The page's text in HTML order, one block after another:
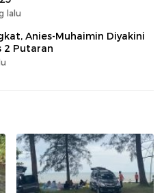
lalu
Anies-Muhaimin Diyakini
2 Putaran